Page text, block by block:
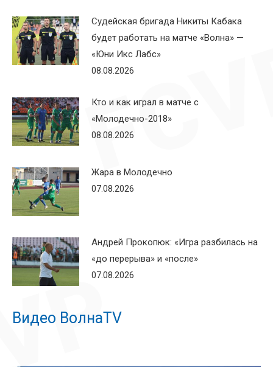
Судейская бригада Никиты Кабака
будет работать на матче «Волна» —
«Юни Икс Лабс»
08.08.2026
Кто и как играл в матче с
«Молодечно-2018»
08.08.2026
Жара в Молодечно
07.08.2026
Андрей Прокопюк: «Игра разбилась на
«до перерыва» и «после»
07.08.2026
Видео ВолнаTV